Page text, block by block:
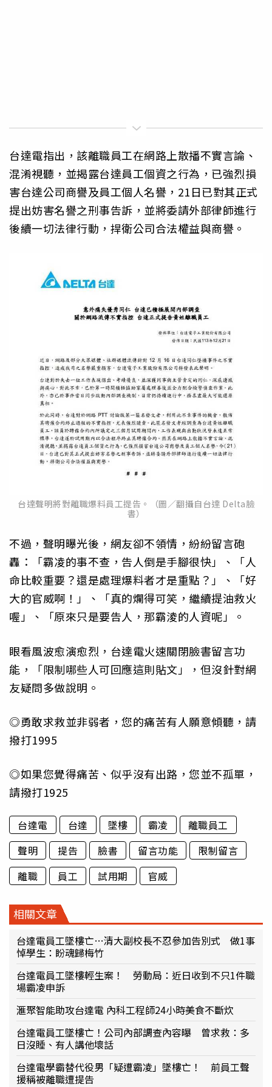
台達電指出，該離職員工在網路上散播不實言論、
混淆視聽，並揭露台達員工個資之行為，已強烈損
害台達公司商譽及員工個人名譽，21日已對其正式
提出妨害名譽之刑事告訴，並將委請外部律師進行
後續一切法律行動，捍衛公司合法權益與商譽。
台達聲明將對離職爆料員工提告。（圖／翻攝自台達 Delta臉
書）
不過，聲明曝光後，網友卻不領情，紛紛留言砲
轟：「霸凌的事不查，告人倒是手腳很快」、「人
命比較重要？還是處理爆料者才是重點？」、「好
大的官威啊！」、「真的爛得可笑，繼續提油救火
喔」、「原來只是要告人，那霸淩的人資呢」。
眼看風波愈演愈烈，台達電火速關閉臉書留言功
能，「限制哪些人可回應這則貼文」，但沒針對網
友疑問多做說明。
◎勇敢求救並非弱者，您的痛苦有人願意傾聽，請
撥打1995
◎如果您覺得痛苦、似乎沒有出路，您並不孤單，
請撥打1925
台達電 台達 墜樓 霸凌
離職員工
聲明
提告 臉書 留言功能
限制留言
離職
員工 試用期 官威
相關文章
台達電員工墜樓亡…清大副校長不忍參加告別式 做1事
悼學生：盼魂歸梅竹
台達電員工墜樓輕生案！ 勞動局：近日收到不只1件職
場霸凌申訴
滙聚智能助攻台達電 內科工程師24小時美食不斷炊
台達電員工墜樓亡！公司內部調查內容曝 曾求救：多
日沒睡、有人講他壞話
台達電學霸替代役男「疑遭霸凌」墜樓亡！ 前員工聲
援稱被離職遭提告